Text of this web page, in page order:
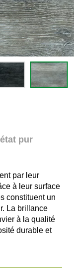
pur
par leur
à leur surface
constituent un
La brillance
à la qualité
durable et